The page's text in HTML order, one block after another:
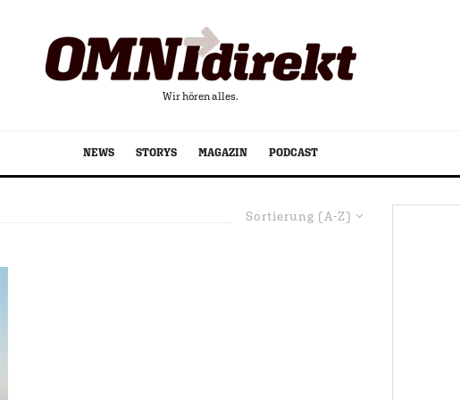
Wir hören alles.
NEWS STORYS MAGAZIN PODCAST
Sortierung (A-Z)